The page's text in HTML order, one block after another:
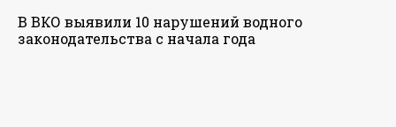
В ВКО выявили 10 нарушений водного
законодательства с начала года